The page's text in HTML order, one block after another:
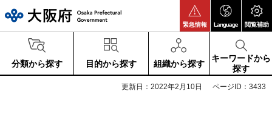
緊急情報 Language 閲覧補助
分類から探す 目的から探す 組織から探す
キーワードから
探す
更新日：2022年2月10日 ページID：3433